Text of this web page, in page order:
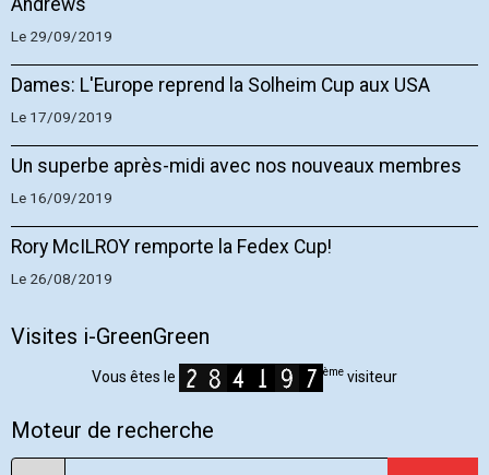
Le 29/09/2019
Dames: L'Europe reprend la Solheim Cup aux USA
Le 17/09/2019
Un superbe après-midi avec nos nouveaux membres
Le 16/09/2019
Rory McILROY remporte la Fedex Cup!
Le 26/08/2019
Visites i-GreenGreen
Vous êtes le ème visiteur
Moteur de recherche